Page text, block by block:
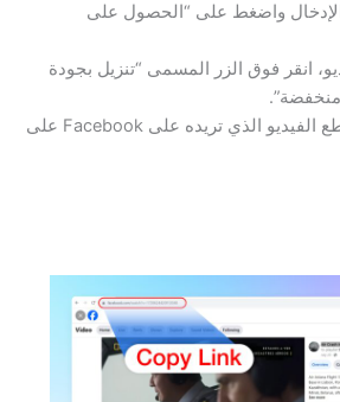
واضغط على “الحصول على
انقر فوق الزر المسمى “تنزيل بجودة
منخفضة”.
وأخيرًا، سيبدأ تنزيل مقطع الفيديو الذي تريده على Facebook على